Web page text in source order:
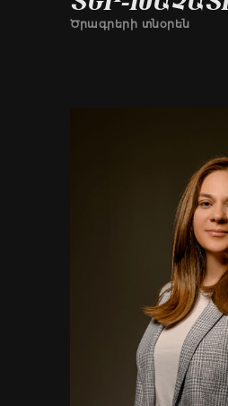
Ծրագրերի տնօրեն